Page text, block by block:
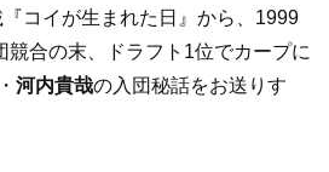
『コイが生まれた日』から、1999
競合の末、ドラフト1位でカープに
河内貴哉の入団秘話をお送りす